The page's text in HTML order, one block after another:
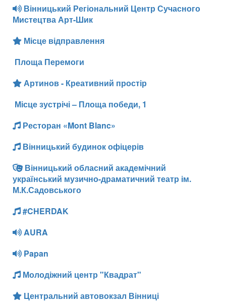
Вінницький Регіональний Центр Сучасного
Мистецтва Арт-Шик
Місце відправлення
Площа Перемоги
Артинов - Креативний простір
Місце зустрічі – Площа победи, 1
Ресторан «Mont Blanc»
Вінницький будинок офіцерів
Вінницький обласний академічний
український музично-драматичний театр ім.
М.К.Садовського
#CHERDAK
AURA
Papan
Молодіжний центр "Квадрат"
Центральний автовокзал Вінниці